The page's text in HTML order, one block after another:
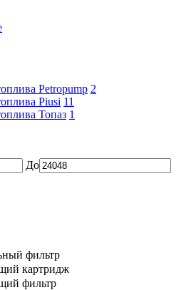
Petropump 2
Piusi 11
Топаз 1
До
фильтр
картридж
фильтр